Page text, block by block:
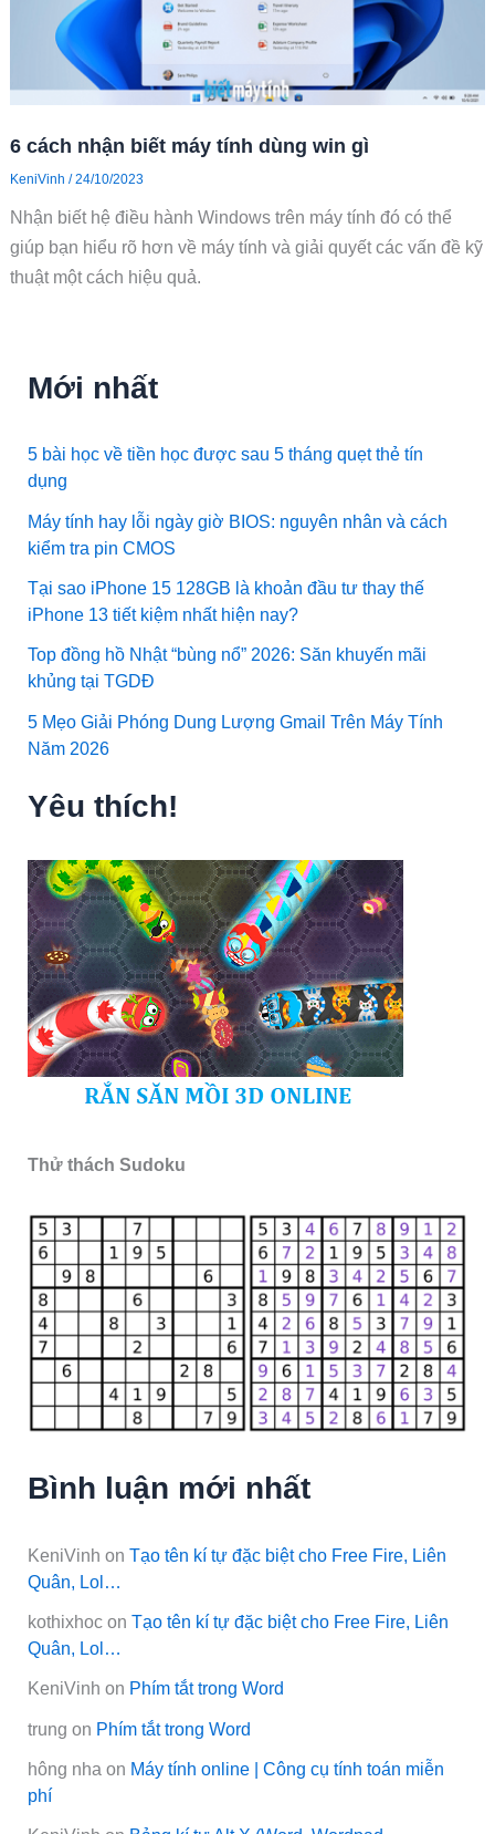
6 cách nhận biết máy tính dùng win gì
KeniVinh /24/10/2023
Nhận biết hệ điều hành Windows trên máy tính đó có thể
giúp bạn hiểu rõ hơn về máy tính và giải quyết các vấn đề kỹ
thuật một cách hiệu quả.
Mới nhất
5 bài học về tiền học được sau 5 tháng quẹt thẻ tín
dụng
Máy tính hay lỗi ngày giờ BIOS: nguyên nhân và cách
kiểm tra pin CMOS
Tại sao iPhone 15 128GB là khoản đầu tư thay thế
iPhone 13 tiết kiệm nhất hiện nay?
Top đồng hồ Nhật “bùng nổ” 2026: Săn khuyến mãi
khủng tại TGDĐ
5 Mẹo Giải Phóng Dung Lượng Gmail Trên Máy Tính
Năm 2026
Yêu thích!
Thử thách Sudoku
Bình luận mới nhất
KeniVinh onTạo tên kí tự đặc biệt cho Free Fire, Liên
Quân, Lol…
kothixhoc onTạo tên kí tự đặc biệt cho Free Fire, Liên
Quân, Lol…
KeniVinh on Phím tắt trong Word
trung on Phím tắt trong Word
hông nha on Máy tính online | Công cụ tính toán miễn
phí